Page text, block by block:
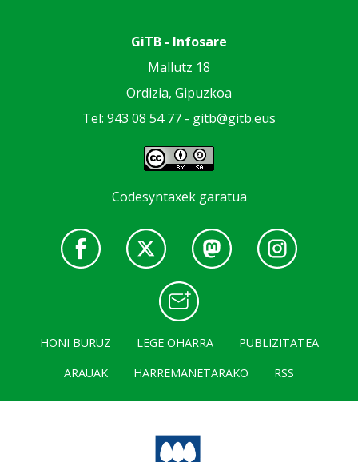
GiTB - Infosare
Mallutz 18
Ordizia, Gipuzkoa
Tel: 943 08 54 77 - gitb@gitb.eus
Codesyntaxek garatua
HONI BURUZ LEGE OHARRA
PUBLIZITATEA
ARAUAK
HARREMANETARAKO RSS